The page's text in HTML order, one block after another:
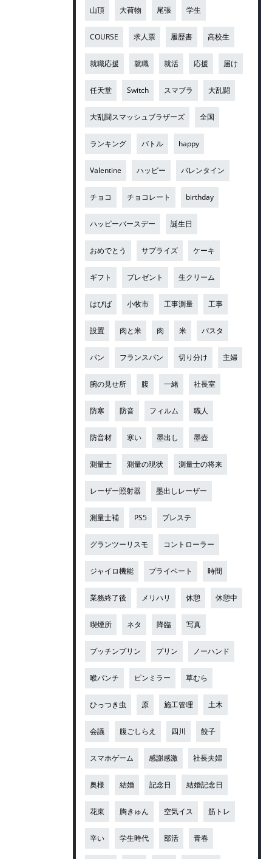
山頂 大荷物 尾張 学生
COURSE 求人票 履歴書 高校生
就職応援 就職 就活 応援 届け
任天堂 Switch スマブラ 大乱闘
大乱闘スマッシュブラザーズ 全国
ランキング バトル happy
Valentine ハッピー バレンタイン
チョコ チョコレート birthday
ハッピーバースデー 誕生日
おめでとう サプライズ ケーキ
ギフト プレゼント 生クリーム
はぴば 小牧市 工事測量 工事
設置 肉と米 肉 米 パスタ
パン フランスパン 切り分け 主婦
腕の見せ所 腹 一緒 社長室
防寒 防音 フィルム 職人
防音材 寒い 墨出し 墨壺
測量士 測量の現状 測量士の将来
レーザー照射器 墨出しレーザー
測量士補 PS5 プレステ
グランツーリスモ コントローラー
ジャイロ機能 プライベート 時間
業務終了後 メリハリ 休憩 休憩中
喫煙所 ネタ 降臨 写真
プッチンプリン プリン ノーハンド
喉パンチ ピンミラー 草むら
ひっつき虫 原 施工管理 土木
会議 腹ごしらえ 四川 餃子
スマホゲーム 感謝感激 社長夫婦
奥様 結婚 記念日 結婚記念日
花束 胸きゅん 空気イス 筋トレ
辛い 学生時代 部活 青春